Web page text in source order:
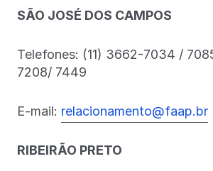
SÃO JOSÉ DOS CAMPOS
Telefones: (11) 3662-7034 /
7208/ 7449
E-mail: relacionamento@faap.br
RIBEIRÃO PRETO